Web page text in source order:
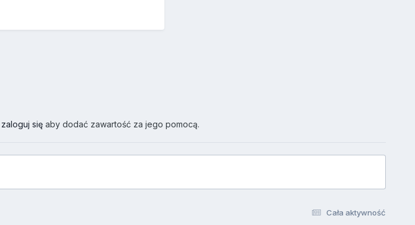
zaloguj sięaby dodać zawartość za jego pomocą.
Cała aktywność